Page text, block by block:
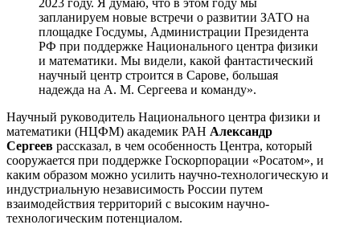
запланируем новые встречи о развитии ЗАТО на
площадке Госдумы, Администрации Президента
РФ при поддержке Национального центра физики
и математики. Мы видели, какой фантастический
научный центр строится в Сарове, большая
надежда на А. М. Сергеева и команду».
Научный руководитель Национального центра физики и
математики (НЦФМ) академик РАН Александр
Сергеев рассказал, в чем особенность Центра, который
сооружается при поддержке Госкорпорации «Росатом», и
каким образом можно усилить научно-технологическую и
индустриальную независимость России путем
взаимодействия территорий с высоким научно-
технологическим потенциалом.